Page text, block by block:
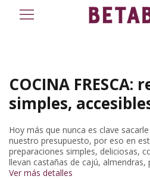
COCINA FRESCA:
simples,
Hoy más que nunca es clave
nuestro presupuesto, por eso en
preparaciones simples, deliciosas,
llevan castañas de cajú, almendras,
Ver más detalles